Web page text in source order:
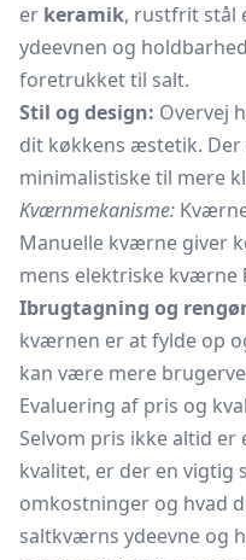
er keramik, rustfrit stål
ydeevnen og
foretrukket til salt.
Stil og design: Overvej
dit køkkens æstetik.
minimalistiske til mere
Kværnmekanisme:
Manuelle kværne giver
mens elektriske kværne
Ibrugtagning og
kværnen er at fylde op
kan være mere
Evaluering af pris og
Selvom pris ikke altid
kvalitet, er der en vigtig
omkostninger og hvad
saltkværns ydeevne og